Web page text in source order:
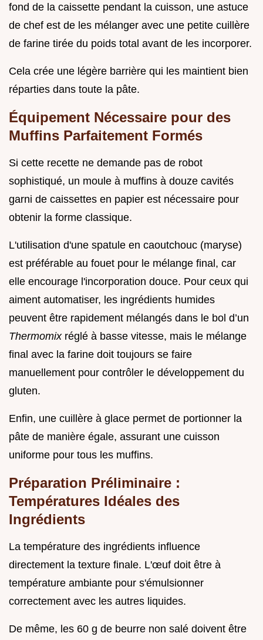
fond de la caissette pendant la cuisson, une astuce
de chef est de les mélanger avec une petite cuillère
de farine tirée du poids total avant de les incorporer.
Cela crée une légère barrière qui les maintient bien
réparties dans toute la pâte.
Équipement Nécessaire pour des
Muffins Parfaitement Formés
Si cette recette ne demande pas de robot
sophistiqué, un moule à muffins à douze cavités
garni de caissettes en papier est nécessaire pour
obtenir la forme classique.
L'utilisation d'une spatule en caoutchouc (maryse)
est préférable au fouet pour le mélange final, car
elle encourage l'incorporation douce. Pour ceux qui
aiment automatiser, les ingrédients humides
peuvent être rapidement mélangés dans le bol d’un
Thermomix réglé à basse vitesse, mais le mélange
final avec la farine doit toujours se faire
manuellement pour contrôler le développement du
gluten.
Enfin, une cuillère à glace permet de portionner la
pâte de manière égale, assurant une cuisson
uniforme pour tous les muffins.
Préparation Préliminaire :
Températures Idéales des
Ingrédients
La température des ingrédients influence
directement la texture finale. L'œuf doit être à
température ambiante pour s'émulsionner
correctement avec les autres liquides.
De même, les 60 g de beurre non salé doivent être